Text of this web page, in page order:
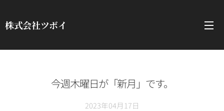
株式会社ツボイ
今週木曜日が「新月」です。
2023年04月17日